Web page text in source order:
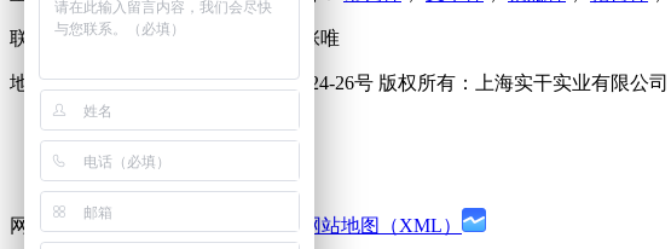
联系电话：021-61993623 联系人：张唯
地址：上海松江新桥镇新中街199弄24-26号 版权所有：上海实干实业有限公司
网站备案：沪ICP备11001055号-31 网站地图（XML）